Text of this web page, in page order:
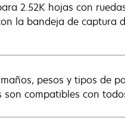
2.52K hojas con
la bandeja de
pesos y tipos de
compatibles con